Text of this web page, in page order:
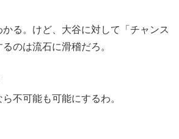
る。けど、大谷に対して「チャンス
のは流石に滑稽だろ。
不可能も可能にするわ。